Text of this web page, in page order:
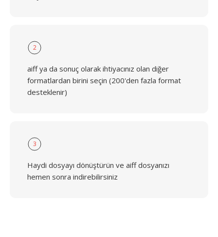
2
aiff ya da sonuç olarak ihtiyacınız olan diğer
formatlardan birini seçin (200'den fazla format
desteklenir)
3
Haydi dosyayı dönüştürün ve aiff dosyanızı
hemen sonra indirebilirsiniz